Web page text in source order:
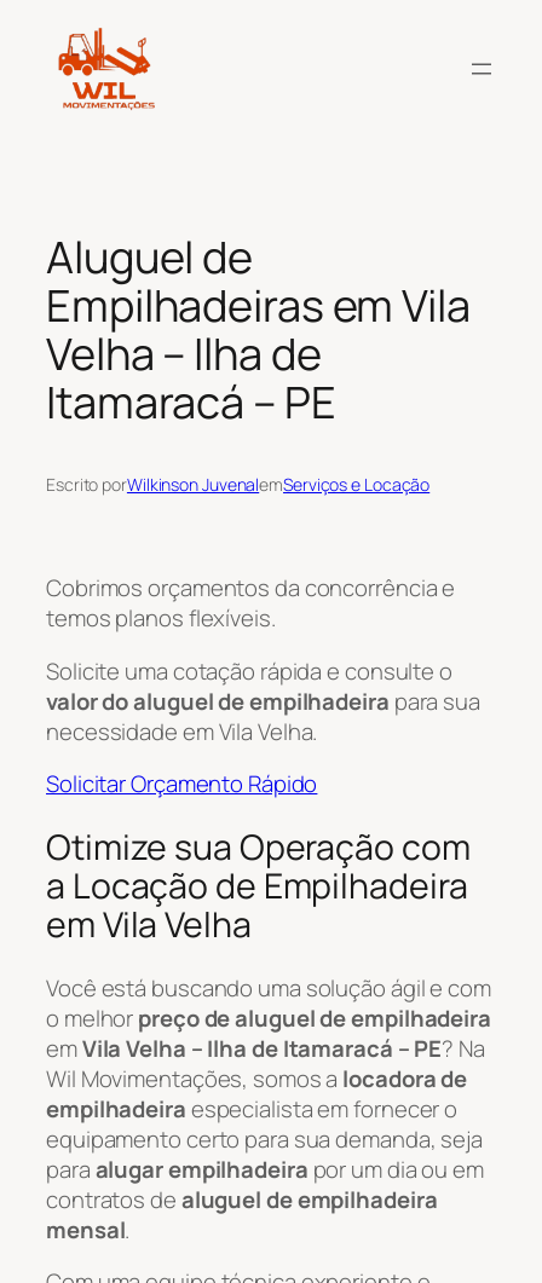
conteúdo
Aluguel de
Empilhadeiras em Vila
Velha – Ilha de
Itamaracá – PE
Escrito porWilkinson JuvenalemServiços e Locação
Cobrimos orçamentos da concorrência e
temos planos flexíveis.
Solicite uma cotação rápida e consulte o
valor do aluguel de empilhadeira para sua
necessidade em Vila Velha.
Solicitar Orçamento Rápido
Otimize sua Operação com
a Locação de Empilhadeira
em Vila Velha
Você está buscando uma solução ágil e com
o melhorpreço de aluguel de empilhadeira
emVila Velha – Ilha de Itamaracá – PE? Na
Wil Movimentações, somos a locadora de
empilhadeiraespecialista em fornecer o
equipamento certo para sua demanda, seja
paraalugar empilhadeira por um dia ou em
contratos dealuguel de empilhadeira
mensal.